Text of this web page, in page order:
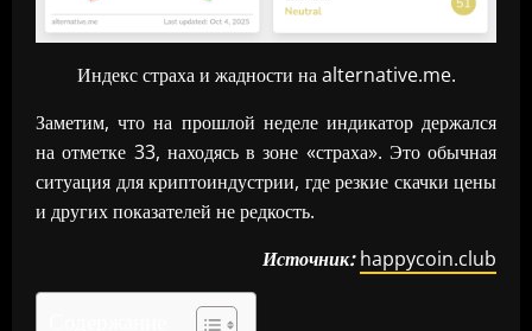
Индекс страха и жадности на alternative.me.
Заметим, что на прошлой неделе индикатор держался
на отметке 33, находясь в зоне «страха». Это обычная
ситуация для криптоиндустрии, где резкие скачки цены
и других показателей не редкость.
Источник: happycoin.club